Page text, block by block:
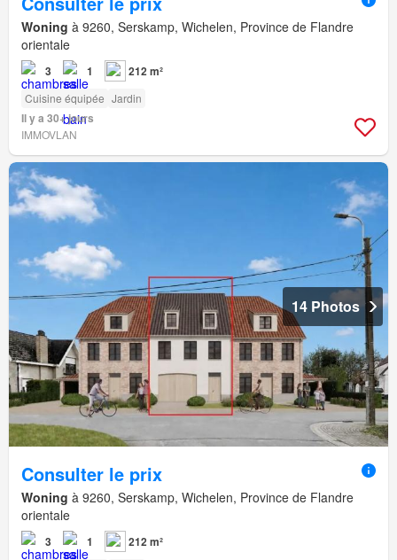
Woning à 9260, Serskamp, Wichelen, Province de Flandre
orientale
3 1 212 m²
Cuisine équipée Jardin
Il y a 30+ jours
IMMOVLAN
14 Photos
Consulter le prix
Woning à 9260, Serskamp, Wichelen, Province de Flandre
orientale
3 1 212 m²